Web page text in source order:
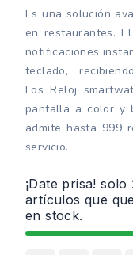
Es una solución
en restaurantes.
notificaciones
teclado,
Los Reloj
pantalla a color y
admite hasta 999
servicio.
¡Date prisa! solo
artículos que
en stock.